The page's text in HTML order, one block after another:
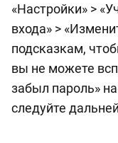
«Настройки» >
входа» >
подсказкам,
вы не можете
забыл пароль»
следуйте